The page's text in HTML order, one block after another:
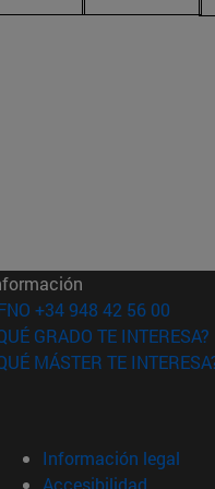
ventana)
+34 948 42 56 00
GRADO TE INTERESA?
MÁSTER TE
Información legal
Accesibilidad